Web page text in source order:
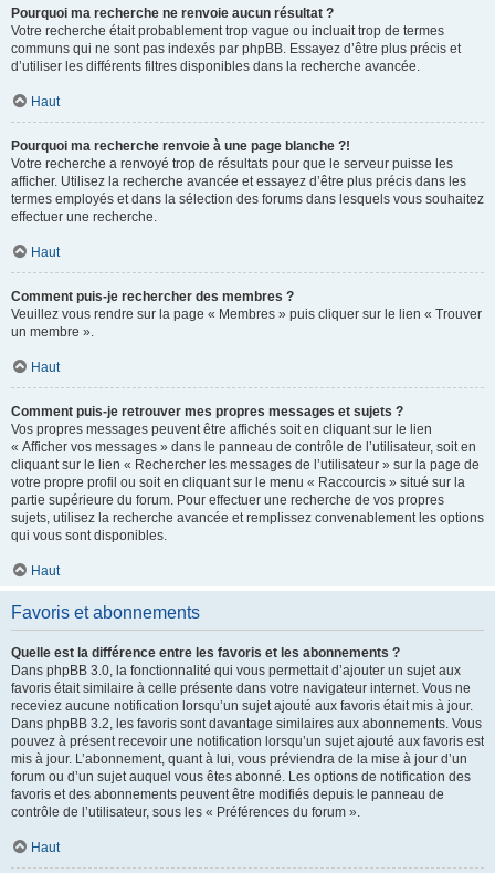
Pourquoi ma recherche ne renvoie aucun résultat ?
Votre recherche était probablement trop vague ou incluait trop de termes
communs qui ne sont pas indexés par phpBB. Essayez d’être plus précis et
d’utiliser les différents filtres disponibles dans la recherche avancée.
Haut
Pourquoi ma recherche renvoie à une page blanche ?!
Votre recherche a renvoyé trop de résultats pour que le serveur puisse les
afficher. Utilisez la recherche avancée et essayez d’être plus précis dans les
termes employés et dans la sélection des forums dans lesquels vous souhaitez
effectuer une recherche.
Haut
Comment puis-je rechercher des membres ?
Veuillez vous rendre sur la page « Membres » puis cliquer sur le lien « Trouver
un membre ».
Haut
Comment puis-je retrouver mes propres messages et sujets ?
Vos propres messages peuvent être affichés soit en cliquant sur le lien
« Afficher vos messages » dans le panneau de contrôle de l’utilisateur, soit en
cliquant sur le lien « Rechercher les messages de l’utilisateur » sur la page de
votre propre profil ou soit en cliquant sur le menu « Raccourcis » situé sur la
partie supérieure du forum. Pour effectuer une recherche de vos propres
sujets, utilisez la recherche avancée et remplissez convenablement les options
qui vous sont disponibles.
Haut
Favoris et abonnements
Quelle est la différence entre les favoris et les abonnements ?
Dans phpBB 3.0, la fonctionnalité qui vous permettait d’ajouter un sujet aux
favoris était similaire à celle présente dans votre navigateur internet. Vous ne
receviez aucune notification lorsqu’un sujet ajouté aux favoris était mis à jour.
Dans phpBB 3.2, les favoris sont davantage similaires aux abonnements. Vous
pouvez à présent recevoir une notification lorsqu’un sujet ajouté aux favoris est
mis à jour. L’abonnement, quant à lui, vous préviendra de la mise à jour d’un
forum ou d’un sujet auquel vous êtes abonné. Les options de notification des
favoris et des abonnements peuvent être modifiés depuis le panneau de
contrôle de l’utilisateur, sous les « Préférences du forum ».
Haut